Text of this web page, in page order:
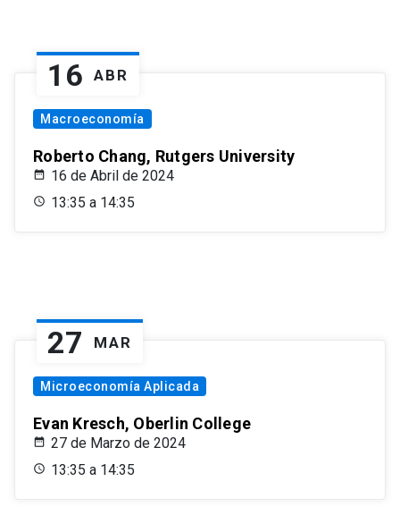
16 ABR
Macroeconomía
Roberto Chang, Rutgers University
16 de Abril de 2024
13:35 a 14:35
27 MAR
Microeconomía Aplicada
Evan Kresch, Oberlin College
27 de Marzo de 2024
13:35 a 14:35